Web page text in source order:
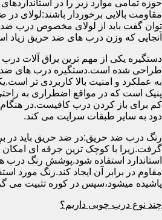
حوزه تمامی موارد زیر را در
توان گفت باید از لولای مخصوص درب ضد
آنجایی که وزن درب های ضد حریق زیاد است،معمولاً به 3 عدد لولا نیاز دارند.در حالیکه درب های معمولی
دستگیره یکی از مهم ترین یراق آلات
طراحی شده است.دستگیره درب های ضد
به عملکرد و امنیت بالا کاربردی تر
پنیک است که در مواقع اضطراری به
کم برای باز کردن درب کافیست.در هنگام
دود به سایر طبقات سرایت می کند.
رنگ درب ضد حریق:در ضد حریق باید در
گرفت.زیرا با کوچک ترین جرقه ای امکان
استاندارد استفاده شود.پوشش رنگ درب
مقاوم در برابر آن ایجاد کند.رنگ مورد
پاشیده میشود،سپس در کوره تثبیت می
چند نوع درب چوبی داریم؟